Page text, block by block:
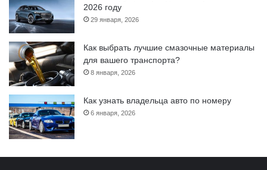
2026 году
29 января, 2026
Как выбрать лучшие смазочные материалы
для вашего транспорта?
8 января, 2026
Как узнать владельца авто по номеру
6 января, 2026